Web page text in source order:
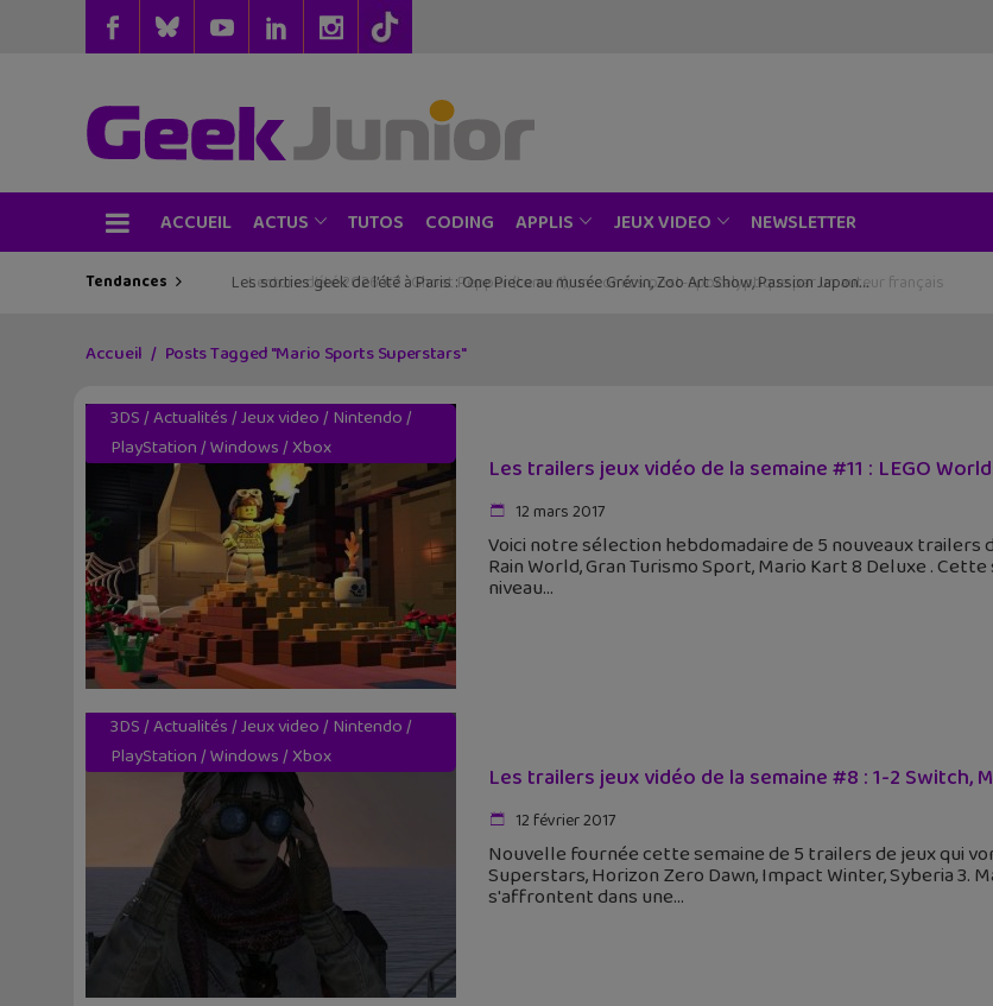
ACCUEIL ACTUS TUTOS CODING APPLIS JEUX VIDEO NEWSLETTER
Tendances Les sorties geek de l’été à Paris : One Piece au musée Grévin, Zoo Art Show, Passion Japon…
Accueil Posts Tagged "Mario Sports Superstars"
3DS/Actualités/Jeux video/ Nintendo/
PlayStation/Windows/Xbox
Les trailers jeux vidéo de la semaine #11 : LEGO
12 mars 2017
Voici notre sélection hebdomadaire de 5 nouveaux trailers
Rain World, Gran Turismo Sport, Mario Kart 8 Deluxe .
niveau
3DS/Actualités/Jeux video/ Nintendo/
PlayStation/Windows/Xbox
Les trailers jeux vidéo de la semaine #8 : 1-2 Switch,
12 février 2017
Nouvelle fournée cette semaine de 5 trailers de jeux qui
Superstars, Horizon Zero Dawn, Impact Winter, Syberia 3.
s'affrontent dans une